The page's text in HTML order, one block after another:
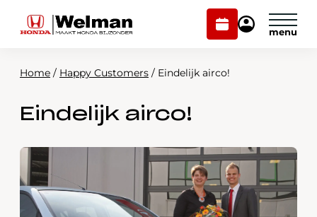
Plan
onderhoud
Mijn
Modellen
Voorraad
Onderhoud en service
Over ons
Plan onderhoud
Mijn Honda Welman
Home / Happy Customers / Eindelijk airco!
Eindelijk airco!